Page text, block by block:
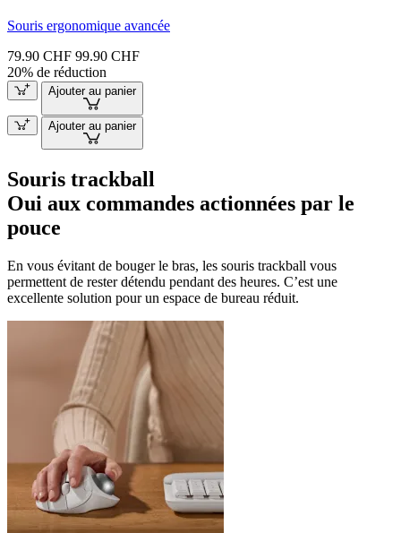
Souris ergonomique avancée
79.90 CHF 99.90 CHF
20% de réduction
Ajouter au panier
Ajouter au panier
Souris trackball
Oui aux commandes actionnées par le
pouce
En vous évitant de bouger le bras, les souris trackball vous
permettent de rester détendu pendant des heures. C’est une
excellente solution pour un espace de bureau réduit.